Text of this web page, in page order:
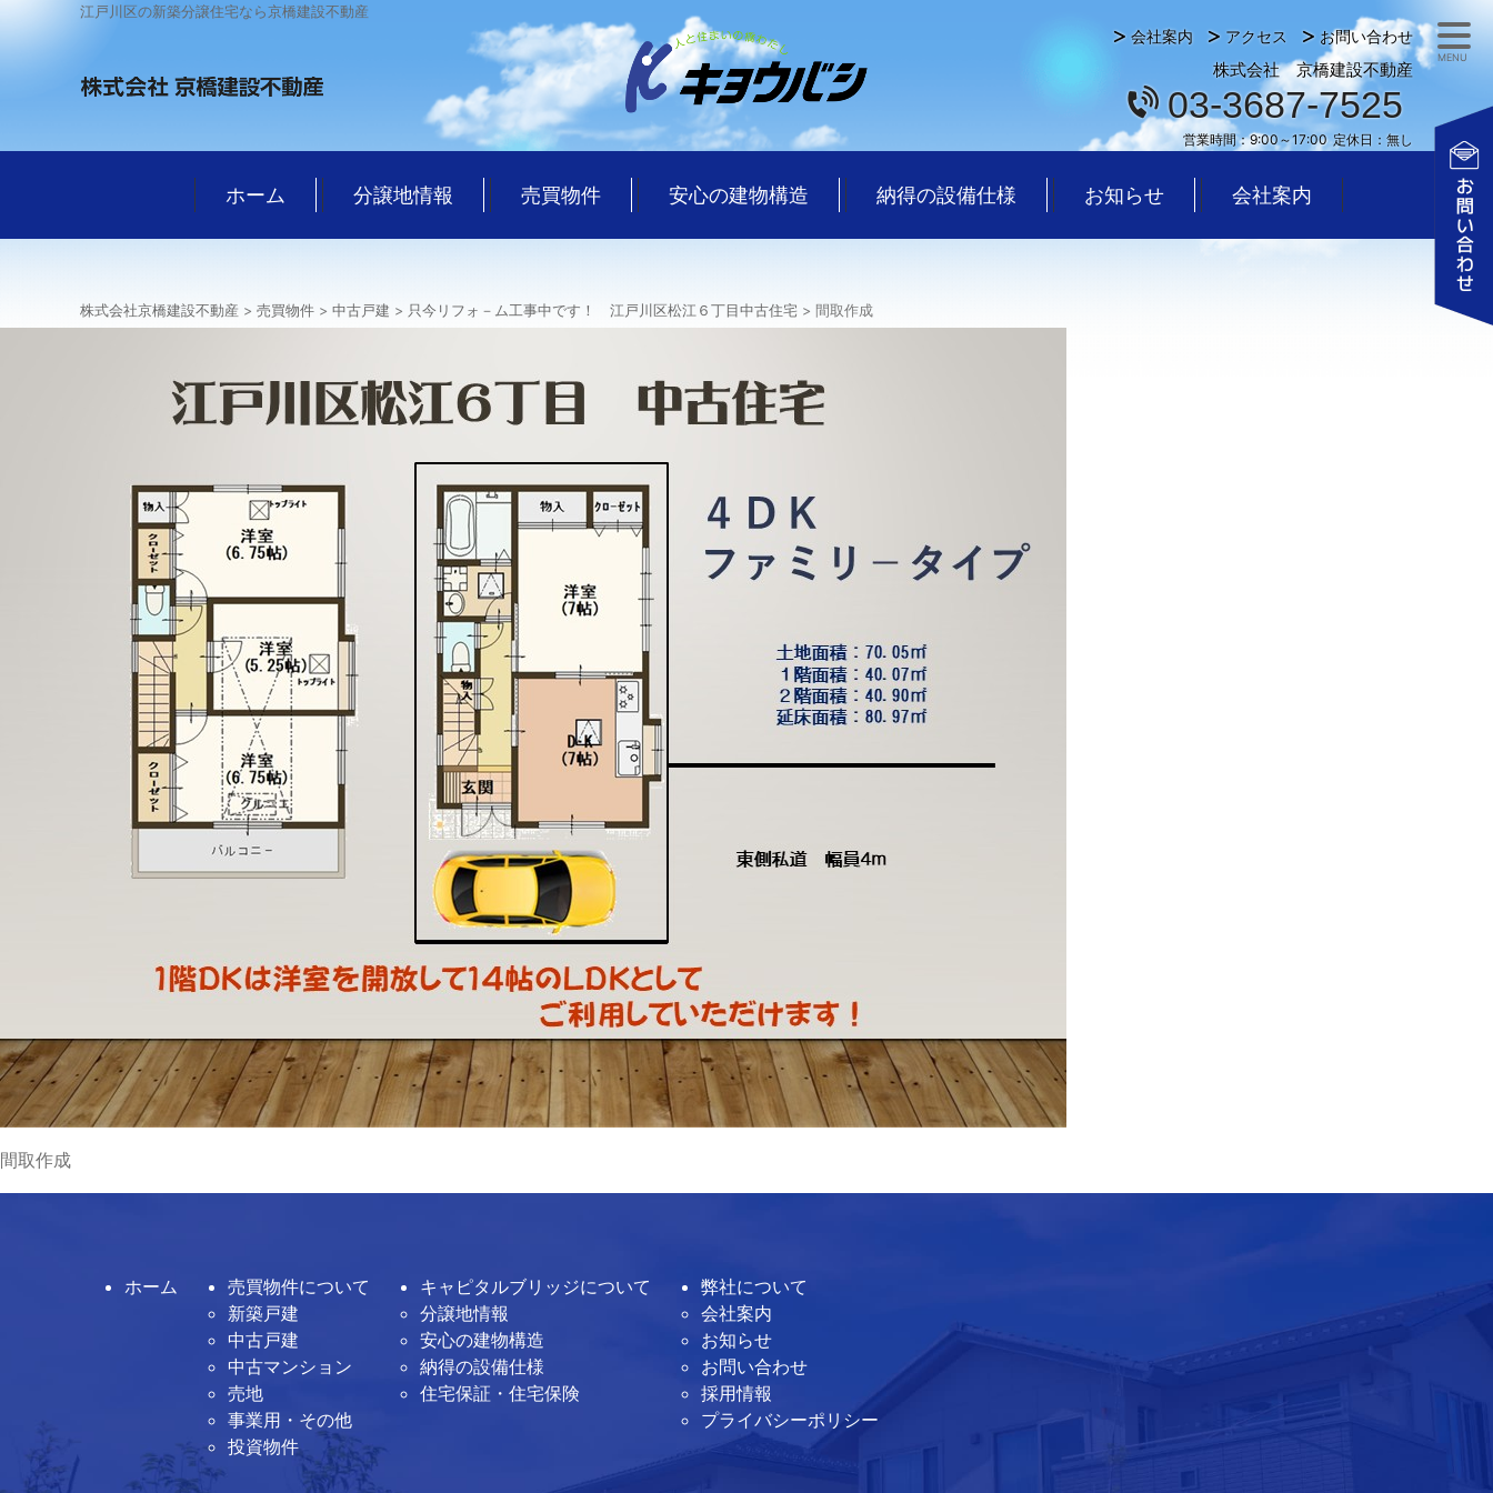
江戸川区の新築分譲住宅なら京橋建設不動産
会社案内
アクセス お問い合わせ
株式会社 京橋建設不動産
03-3687-7525
営業時間：9:00～17:00 定休日： 無し
ホーム 分譲地情報 売買物件 安心の建物構造 納得の設備仕様 お知らせ 会社案内
株式会社京橋建設不動産 > 売買物件 > 中古戸建 > 只今リフォ－ム工事中です！ 江戸川区松江６丁目中古住宅 > 間取作成
間取作成
MENU
ホーム
売買物件について
新築戸建
中古戸建
中古マンション
売地
事業用・その他
投資物件
キャピタルブリッジについて
分譲地情報
安心の建物構造
納得の設備仕様
住宅保証・住宅保険
弊社について
会社案内
お知らせ
お問い合わせ
採用情報
プライバシーポリシー